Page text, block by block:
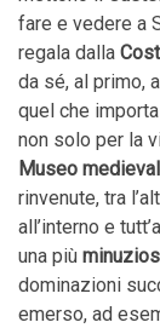
fare e vedere a
regala dalla
da sé, al primo,
quel che
non solo per la
Museo
rinvenute, tra
all’interno e
una più
dominazioni
emerso, ad